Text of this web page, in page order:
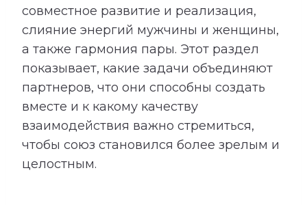
совместное развитие и реализация,
слияние энергий мужчины и женщины,
а также гармония пары. Этот раздел
показывает, какие задачи объединяют
партнеров, что они способны создать
вместе и к какому качеству
взаимодействия важно стремиться,
чтобы союз становился более зрелым и
целостным.